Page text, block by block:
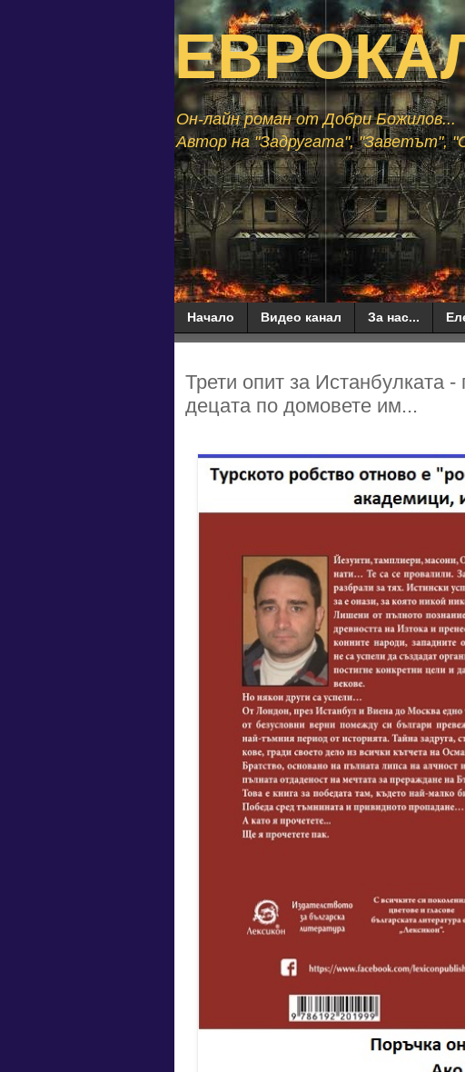
Он-лайн роман от Добри Божилов...
Автор на "Задругата", "Заветът",
Начало Видео канал За нас...
Трети опит за Истанбулката
децата по домовете им...